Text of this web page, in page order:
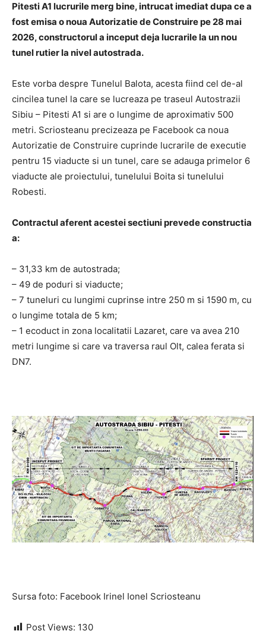
Pitesti A1 lucrurile merg bine, intrucat imediat dupa ce a
fost emisa o noua Autorizatie de Construire pe 28 mai
2026, constructorul a inceput deja lucrarile la un nou
tunel rutier la nivel autostrada.
Este vorba despre Tunelul Balota, acesta fiind cel de-al
cincilea tunel la care se lucreaza pe traseul Autostrazii
Sibiu – Pitesti A1 si are o lungime de aproximativ 500
metri. Scriosteanu precizeaza pe Facebook ca noua
Autorizatie de Construire cuprinde lucrarile de executie
pentru 15 viaducte si un tunel, care se adauga primelor 6
viaducte ale proiectului, tunelului Boita si tunelului
Robesti.
Contractul aferent acestei sectiuni prevede constructia
a:
– 31,33 km de autostrada;
– 49 de poduri si viaducte;
– 7 tuneluri cu lungimi cuprinse intre 250 m si 1590 m, cu
o lungime totala de 5 km;
– 1 ecoduct in zona localitatii Lazaret, care va avea 210
metri lungime si care va traversa raul Olt, calea ferata si
DN7.
Sursa foto: Facebook Irinel Ionel Scriosteanu
Post Views: 130